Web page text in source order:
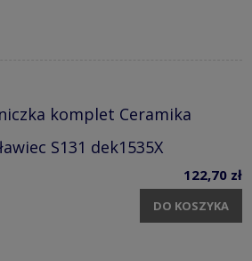
komplet Ceramika
S131 dek1535X
122,70 zł
DO KOSZYKA